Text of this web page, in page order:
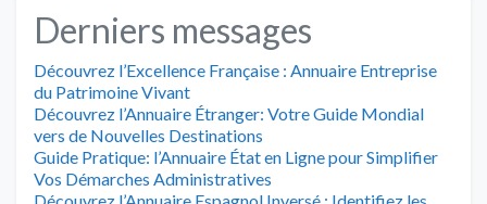
Derniers messages
Découvrez l’Excellence Française : Annuaire Entreprise
du Patrimoine Vivant
Découvrez l’Annuaire Étranger: Votre Guide Mondial
vers de Nouvelles Destinations
Guide Pratique: l’Annuaire État en Ligne pour Simplifier
Vos Démarches Administratives